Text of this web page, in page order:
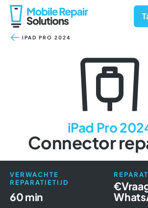
naar
inhoud
IPAD PRO 2024
iPad Pro
Connector
€
VERWACHTE
REPARATIETIJD
60 min